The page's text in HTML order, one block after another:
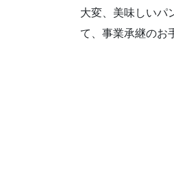
大変、美味しいパ
て、事業承継のお